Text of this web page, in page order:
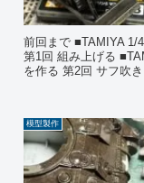
前回まで ■TAMIYA 1/
第1回 組み上げる
を作る 第2回 サフ吹
模型製作